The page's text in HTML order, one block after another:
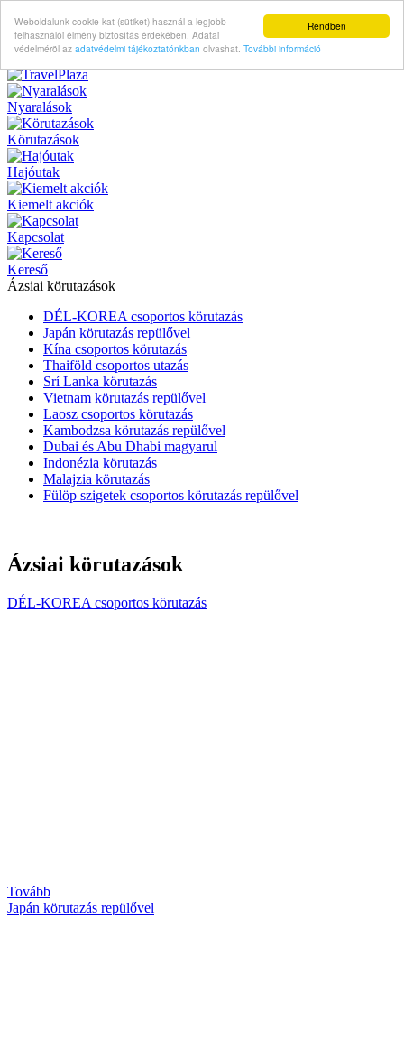
Rendben
Weboldalunk cookie-kat (sütiket) használ a legjobb
felhasználói élmény biztosítás érdekében. Adatai
védelméröl az adatvédelmi tájékoztatónkban olvashat. További információ
Nyaralások
Körutazások
Hajóutak
Kiemelt akciók
Kapcsolat
Kereső
Ázsiai körutazások
DÉL-KOREA csoportos körutazás
Japán körutazás repülővel
Kína csoportos körutazás
Thaiföld csoportos utazás
Srí Lanka körutazás
Vietnam körutazás repülővel
Laosz csoportos körutazás
Kambodzsa körutazás repülővel
Dubai és Abu Dhabi magyarul
Indonézia körutazás
Malajzia körutazás
Fülöp szigetek csoportos körutazás repülővel
Ázsiai körutazások
DÉL-KOREA csoportos körutazás
Tovább
Japán körutazás repülővel